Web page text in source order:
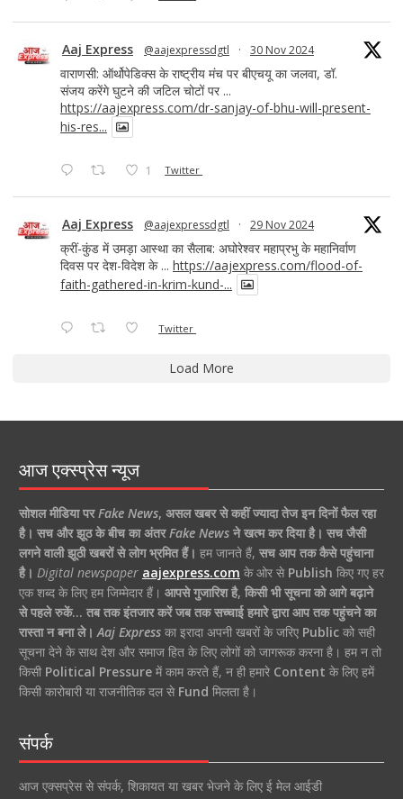
Aaj Express @aajexpressdgtl · 30 Nov 2024
वाराणसी: ऑर्थोपेडिक्स के राष्ट्रीय मंच पर बीएचयू का जलवा, डॉ.
संजय करेंगे घुटने की जटिल चोटों पर ...
https://aajexpress.com/dr-sanjay-of-bhu-will-present-
his-res...
1 Twitter
Aaj Express @aajexpressdgtl · 29 Nov 2024
क्रीं-कुंड में उमड़ा आस्था का सैलाब: अघोरेश्वर महाप्रभु के महानिर्वाण
दिवस पर देश-विदेश के ... https://aajexpress.com/flood-of-
faith-gathered-in-krim-kund-...
Twitter
Load More
आज एक्स्प्रेस न्यूज
सोशल मीडिया परFake News, असल खबर से कहीं ज्यादा तेज इन दिनों फैल रहा
है। सच और झूठ के बीच का अंतरFake Newsने खत्म कर दिया है। सच जैसी
लगने वाली झूठी खबरों से लोग भ्रमित हैं। हम जानते हैं, सच आप तक कैसे पहुंचाना
है। Digital newspaper aajexpress.com के ओर से Publish किए गए हर
एक शब्द के लिए हम जिम्मेदार हैं। आपसे गुजारिश है, किसी भी सूचना को आगे बढ़ाने
से पहले रुकें… तब तक इंतजार करें जब तक सच्चाई हमारे द्वारा आप तक पहुंचने का
रास्ता न बना ले। Aaj Expressका इरादा अपनी खबरों के जरिए Publicको सही
सूचना देने के साथ देश और समाज हित के लिए लोगों को जागरूक करना है। हम न तो
किसी Political Pressureमें काम करते हैं, न ही हमारे Content के लिए हमें
किसी कारोबारी या राजनीतिक दल से Fund मिलता है।
संपर्क
आज एक्सप्रेस से संपर्क, शिकायत या खबर भेजने के लिए ई मेल आईडी